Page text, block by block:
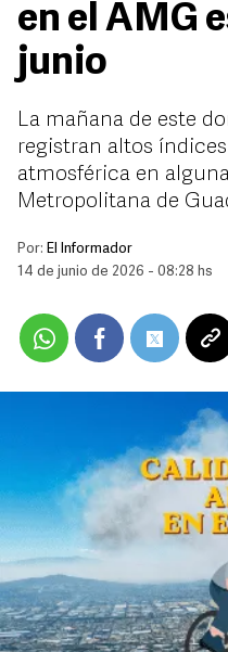
en el AMG
junio
La mañana de este
registran altos
atmosférica en
Metropolitana de
Por: El Informador
14 de junio de 2026 - 08:28 hs